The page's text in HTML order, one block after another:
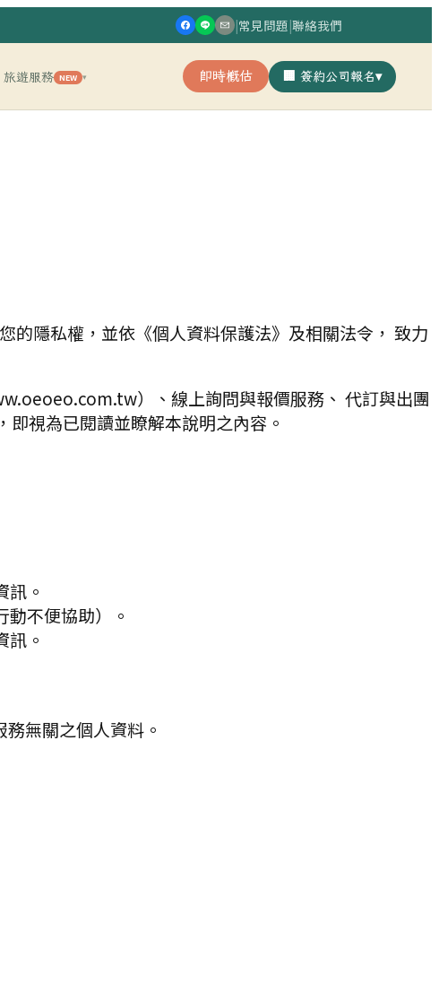
|常見問題|聯絡我們
旅遊服務 NEW ▾ 即時概估 🏢 簽約公司報名▾
的隱私權，並依《個人資料保護法》及相關法令， 致力
）、線上詢問與報價服務、 代訂與出團
視為已閱讀並瞭解本說明之內容。
。
不便協助）。
。
無關之個人資料。